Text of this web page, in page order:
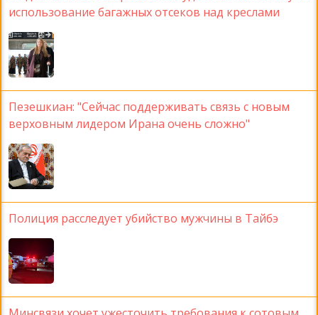
использование багажных отсеков над креслами
Пезешкиан: "Сейчас поддерживать связь с новым
верховным лидером Ирана очень сложно"
Полиция расследует убийство мужчины в Тайбэ